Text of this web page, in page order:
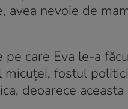
nevoie de
care Eva le-a
fostul
deoarece